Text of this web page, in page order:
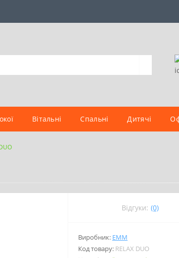
Вітальні Спальні Дитячі
Відгуки: (0)
Виробник: EMM
Код товару: RELAX DUO